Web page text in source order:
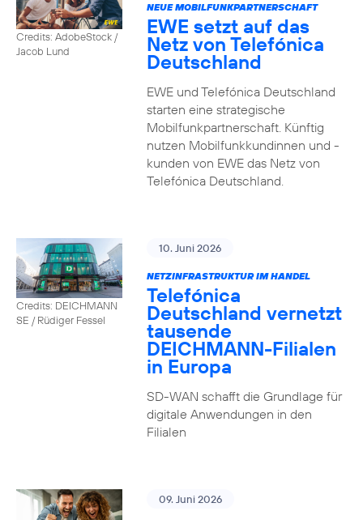
Credits: AdobeStock /
Jacob Lund
NEUE MOBILFUNKPARTNERSCHAFT
EWE setzt auf das
Netz von Telefónica
Deutschland
EWE und Telefónica Deutschland
starten eine strategische
Mobilfunkpartnerschaft. Künftig
nutzen Mobilfunkkundinnen und -
kunden von EWE das Netz von
Telefónica Deutschland.
Credits: DEICHMANN
SE / Rüdiger Fessel
10. Juni 2026
NETZINFRASTRUKTUR IM HANDEL
Telefónica
Deutschland vernetzt
tausende
DEICHMANN-Filialen
in Europa
SD-WAN schafft die Grundlage für
digitale Anwendungen in den
Filialen
09. Juni 2026